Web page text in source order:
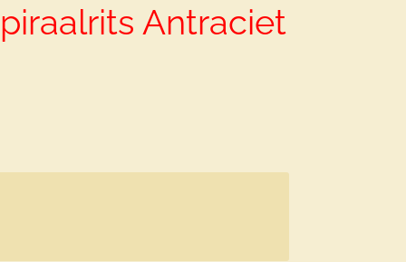
Antraciet